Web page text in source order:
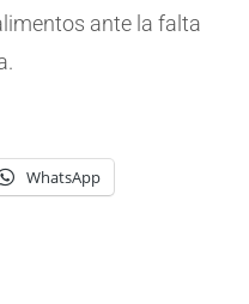
ante la falta
WhatsApp